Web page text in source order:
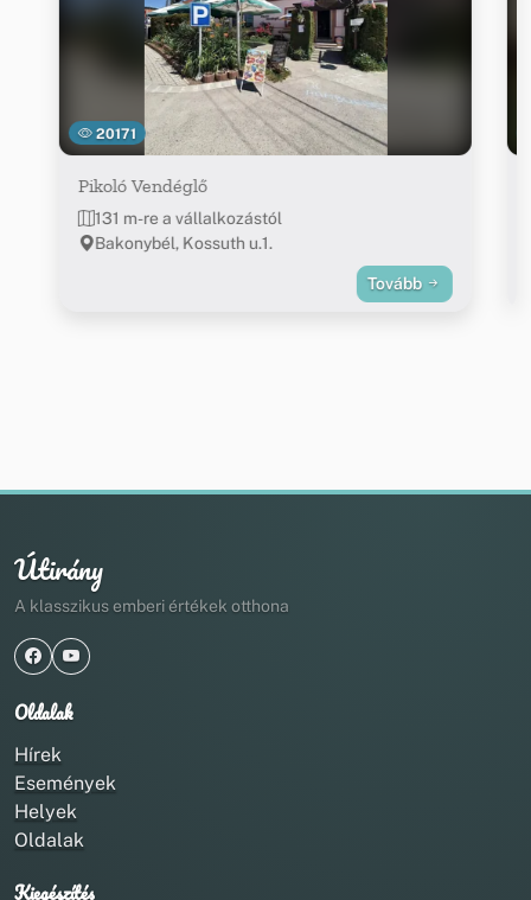
20171
Pikoló Vendéglő
131 m-re a vállalkozástól
Bakonybél, Kossuth u.1.
Tovább
Útirány
A klasszikus emberi értékek otthona
Oldalak
Hírek
Események
Helyek
Oldalak
Kiegészítés